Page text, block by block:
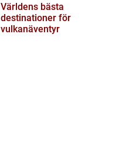
Världens bästa
destinationer för
vulkanäventyr